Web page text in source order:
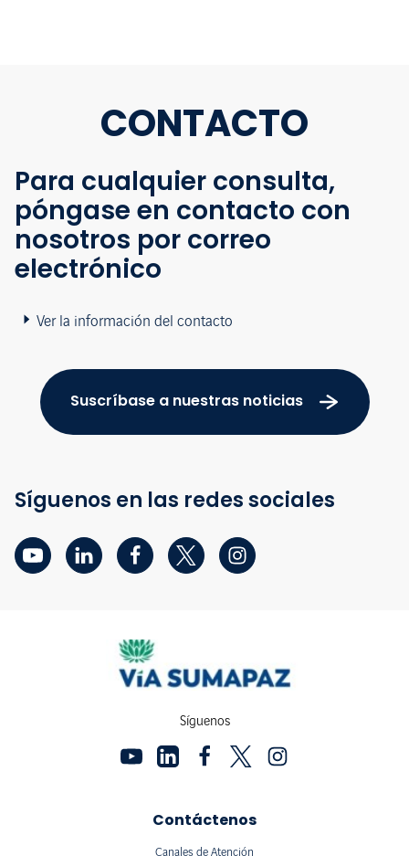
CONTACTO
Para cualquier consulta,
póngase en contacto con
nosotros por correo
electrónico
Ver la información del contacto
Suscríbase a nuestras noticias
Síguenos en las redes sociales
Síguenos
Contáctenos
Canales de Atención